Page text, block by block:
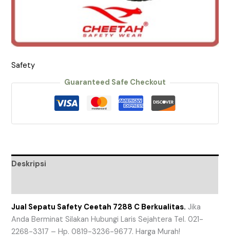
Safety
Guaranteed Safe Checkout
Deskripsi
Jual Sepatu Safety Ceetah 7288 C Berkualitas. Jika
Anda Berminat Silakan Hubungi Laris Sejahtera Tel. 021-
2268-3317 – Hp. 0819-3236-9677. Harga Murah!